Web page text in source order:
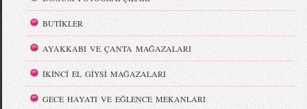
BUTİKLER
AYAKKABI VE ÇANTA MAĞAZALARI
İKİNCİ EL GİYSİ MAĞAZALARI
GECE HAYATI VE EĞLENCE MEKANLARI